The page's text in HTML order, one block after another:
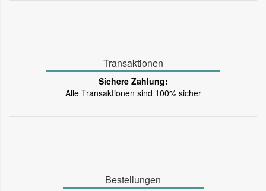
Transaktionen
Sichere Zahlung:
Alle Transaktionen sind 100% sicher
Bestellungen